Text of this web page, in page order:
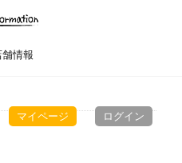
マイページ ログイン